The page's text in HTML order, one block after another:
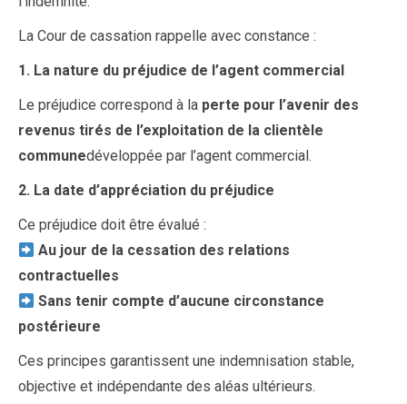
La Cour de cassation rappelle avec constance :
1. La nature du préjudice de l’agent commercial
Le préjudice correspond à la perte pour l’avenir des
revenus tirés de l’exploitation de la clientèle
communedéveloppée par l’agent commercial.
2. La date d’appréciation du préjudice
Ce préjudice doit être évalué :
Au jour de la cessation des relations
contractuelles
Sans tenir compte d’aucune circonstance
postérieure
Ces principes garantissent une indemnisation stable,
objective et indépendante des aléas ultérieurs.